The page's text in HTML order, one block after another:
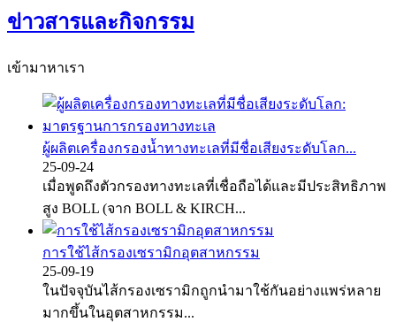
ข่าวสารและกิจกรรม
เข้ามาหาเรา
ผู้ผลิตเครื่องกรองน้ำทางทะเลที่มีชื่อเสียงระดับโลก...
25-09-24
เมื่อพูดถึงตัวกรองทางทะเลที่เชื่อถือได้และมีประสิทธิภาพ
สูง BOLL (จาก BOLL & KIRCH...
การใช้ไส้กรองเซรามิกอุตสาหกรรม
25-09-19
ในปัจจุบันไส้กรองเซรามิกถูกนำมาใช้กันอย่างแพร่หลาย
มากขึ้นในอุตสาหกรรม...